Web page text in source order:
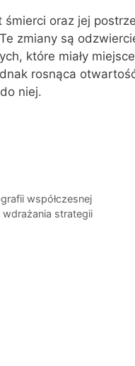
oraz jej
zmiany są
które miały
rosnąca
niej.
współczesnej
strategii